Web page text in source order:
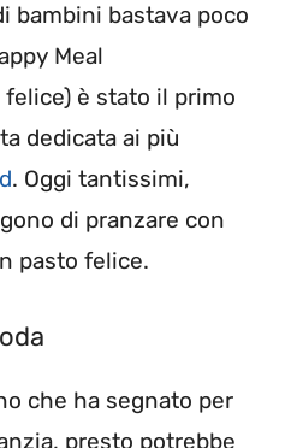
bambini bastava poco
Meal
è stato il primo
dedicata ai più
. Oggi tantissimi,
di pranzare con
pasto felice.
che ha segnato per
presto potrebbe